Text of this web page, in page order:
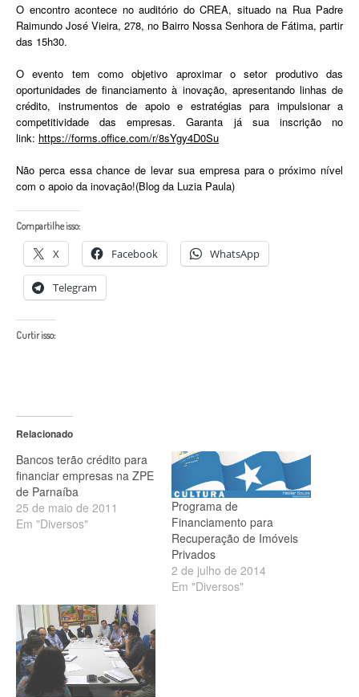
O encontro acontece no auditório do CREA, situado na Rua Padre
Raimundo José Vieira, 278, no Bairro Nossa Senhora de Fátima, partir
das 15h30.
O evento tem como objetivo aproximar o setor produtivo das
oportunidades de financiamento à inovação, apresentando linhas de
crédito, instrumentos de apoio e estratégias para impulsionar a
competitividade das empresas. Garanta já sua inscrição no
link: https://forms.office.com/r/8sYgy4D0Su
Não perca essa chance de levar sua empresa para o próximo nível
com o apoio da inovação!(Blog da Luzia Paula)
Compartilhe isso:
X Facebook WhatsApp
Telegram
Curtir isso:
Relacionado
Bancos terão crédito para
financiar empresas na ZPE
de Parnaíba
25 de maio de 2011
Em "Diversos"
Programa de
Financiamento para
Recuperação de Imóveis
Privados
2 de julho de 2014
Em "Diversos"